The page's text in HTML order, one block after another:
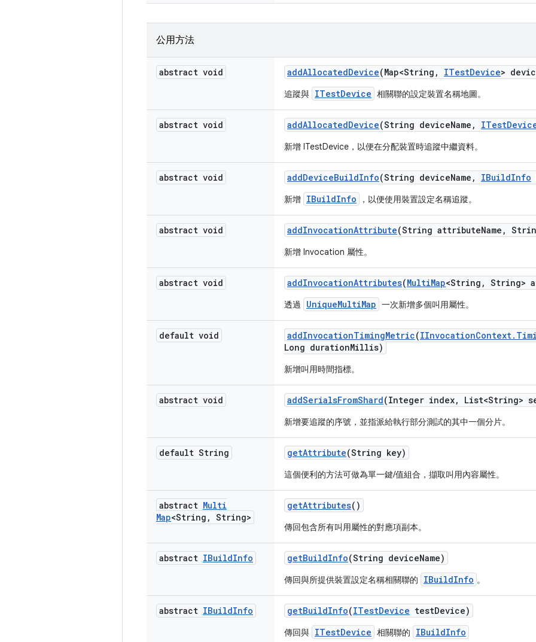
公用方法
abstract void addAllocatedDevice(Map<String , ITestDevice>
追蹤與 ITestDevice 相關聯的設定裝置名稱地圖。
abstract void addAllocatedDevice(String deviceName , ITest
新增 ITestDevice，以便在分配裝置時追蹤中繼資料。
abstract void addDeviceBuildInfo(String deviceName , IBuildInfo
新增 IBuildInfo ，以便使用裝置設定名稱追蹤。
abstract void addInvocationAttribute(String attributeName ,
新增 Invocation 屬性。
abstract void addInvocationAttributes(MultiMap<String , String>
透過 UniqueMultiMap 一次新增多個叫用屬性。
default void addInvocationTimingMetric(IInvocationContext.
Long durationMillis)
新增叫用時間指標。
abstract void addSerialsFromShard(Integer index, List<String>
新增要追蹤的序號，並指派給執行部分測試的其中一個分片。
default String getAttribute(String key)
這個便利的方法可做為單一鍵/值組合，擷取叫用內容屬性。
abstract Multi
Map<String , String>
getAttributes()
傳回包含所有叫用屬性的對應項副本。
abstract IBuildInfo getBuildInfo(String deviceName)
傳回與所提供裝置設定名稱相關聯的 IBuildInfo 。
abstract IBuildInfo getBuildInfo(ITestDevice testDevice)
傳回與 ITestDevice 相關聯的 IBuildInfo